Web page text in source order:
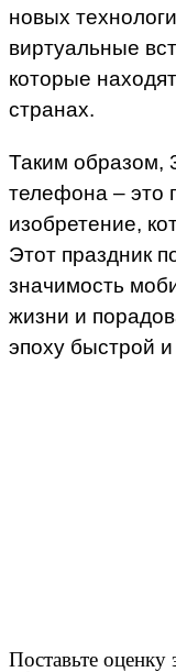
новых
виртуальные
которые
странах.
Таким образом,
телефона – это
изобретение,
Этот праздник
значимость
жизни и
эпоху быстрой
Поставьте оценку